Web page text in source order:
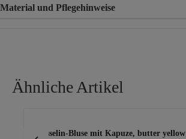
Material und Pflegehinweise
Ähnliche Artikel
Musselin-Bluse mit Kapuze, butter yellow